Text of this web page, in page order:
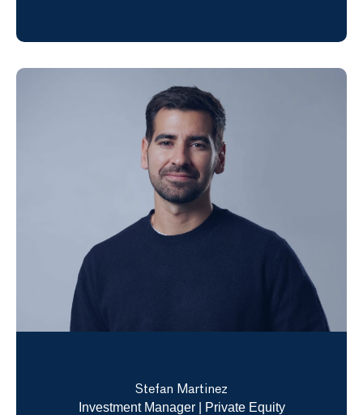
Stefan Martinez
Investment Manager | Private Equity